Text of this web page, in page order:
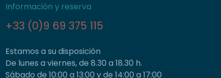
Información y reserva
+33 (0)9 69 375 115
Estamos a su disposición
De lunes a viernes, de 8.30 a 18.30 h.
Sábado de 10:00 a 13:00 y de 14:00 a 17:00